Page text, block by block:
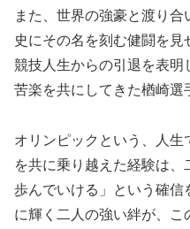
また、世界の強豪と渡り
史にその名を刻む健闘を
競技人生からの引退を表明
苦楽を共にしてきた楢崎選
オリンピックという、人
を共に乗り越えた経験は
歩んでいける」という確信
に輝く二人の強い絆が、こ